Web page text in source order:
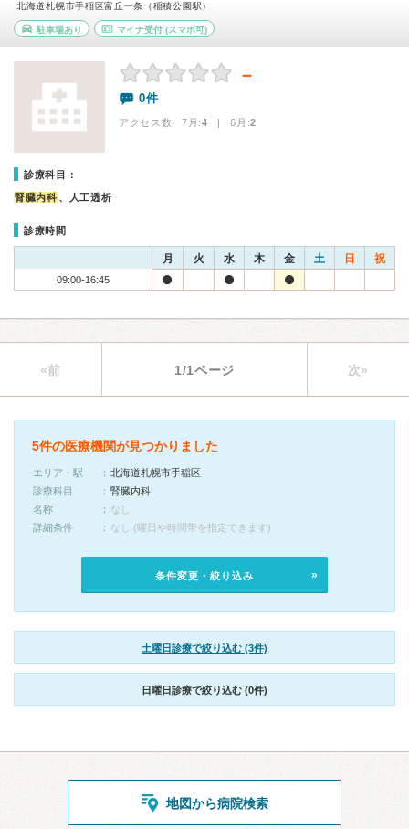
北海道札幌市手稲区富丘一条（稲積公園駅）
駐車場あり マイナ受付(スマホ可)
－
0件
アクセス数 7月:4 | 6月:2
診療科目：
腎臓内科 、人工透析
診療時間
月 火 水 木 金 土 日 祝
09:00-16:45
«前 1/1ページ 次»
5件の医療機関が見つかりました
エリア・駅
北海道札幌市手稲区
診療科目
腎臓内科
名称
なし
詳細条件
なし (曜日や時間帯を指定できます)
条件変更・絞り込み
土曜日診療で絞り込む (3件)
日曜日診療で絞り込む (0件)
地図から病院検索